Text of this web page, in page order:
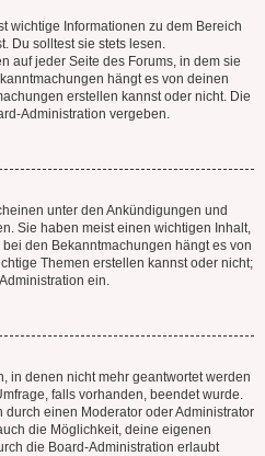
wichtige Informationen zu dem Bereich
Du solltest sie stets lesen.
auf jeder Seite des Forums, in dem sie
hängt es von deinen
erstellen kannst oder nicht. Die
Administration vergeben.
unter den Ankündigungen und
Sie haben meist einen wichtigen Inhalt,
den Bekanntmachungen hängt es von
Themen erstellen kannst oder nicht;
ein.
in denen nicht mehr geantwortet werden
falls vorhanden, beendet wurde.
einen Moderator oder Administrator
die Möglichkeit, deine eigenen
die Board-Administration erlaubt